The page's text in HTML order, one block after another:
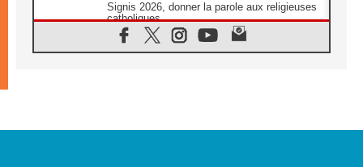
Signis 2026, donner la parole aux religieuses
catholiques
08.08.2026
Au Bangladesh, l'Église accompagne les
07.08.2026